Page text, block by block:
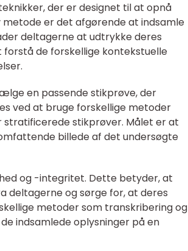
der er designet til at opnå
er det afgørende at indsamle
deltagerne at udtrykke deres
de forskellige kontekstuelle
en passende stikprøve, der
ved at bruge forskellige metoder
stikprøver. Målet er at
billede af det undersøgte
og -integritet. Dette betyder, at
deltagerne og sørge for, at deres
metoder som transkribering og
indsamlede oplysninger på en